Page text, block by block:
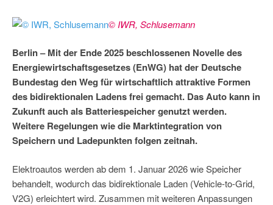
© IWR, Schlusemann
Berlin – Mit der Ende 2025 beschlossenen Novelle des
Energiewirtschaftsgesetzes (EnWG) hat der Deutsche
Bundestag den Weg für wirtschaftlich attraktive Formen
des bidirektionalen Ladens frei gemacht. Das Auto kann in
Zukunft auch als Batteriespeicher genutzt werden.
Weitere Regelungen wie die Marktintegration von
Speichern und Ladepunkten folgen zeitnah.
Elektroautos werden ab dem 1. Januar 2026 wie Speicher
behandelt, wodurch das bidirektionale Laden (Vehicle-to-Grid,
V2G) erleichtert wird. Zusammen mit weiteren Anpassungen